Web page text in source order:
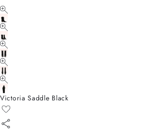
Victoria Saddle Black